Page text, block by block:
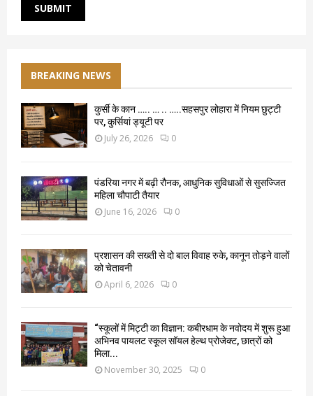
BREAKING NEWS
कुर्सी के कान ….. … .. …..सहसपुर लोहारा में नियम छुट्टी
पर, कुर्सियां ड्यूटी पर
July 26, 2026 0
पंडरिया नगर में बढ़ी रौनक, आधुनिक सुविधाओं से सुसज्जित
महिला चौपाटी तैयार
June 16, 2026 0
प्रशासन की सख्ती से दो बाल विवाह रुके, कानून तोड़ने वालों
को चेतावनी
April 6, 2026 0
“स्कूलों में मिट्टी का विज्ञान: कबीरधाम के नवोदय में शुरू हुआ
अभिनव पायलट स्कूल सॉयल हेल्थ प्रोजेक्ट, छात्रों को
मिला...
November 30, 2025 0